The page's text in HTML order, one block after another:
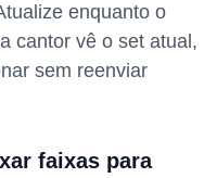
enquanto o
cantor vê o set atual,
sem reenviar
faixas para